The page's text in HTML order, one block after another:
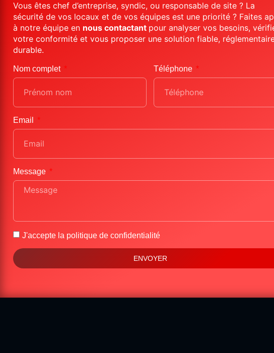
Vous êtes chef d’entreprise, syndic, ou responsable de site ? La
sécurité de vos locaux et de vos équipes est une priorité ? Faites
à notre équipe en nous contactant pour analyser vos besoins,
votre conformité et vous proposer une solution fiable,
durable.
Nom complet Téléphone
Email
Message
J'accepte la politique de confidentialité
ENVOYER